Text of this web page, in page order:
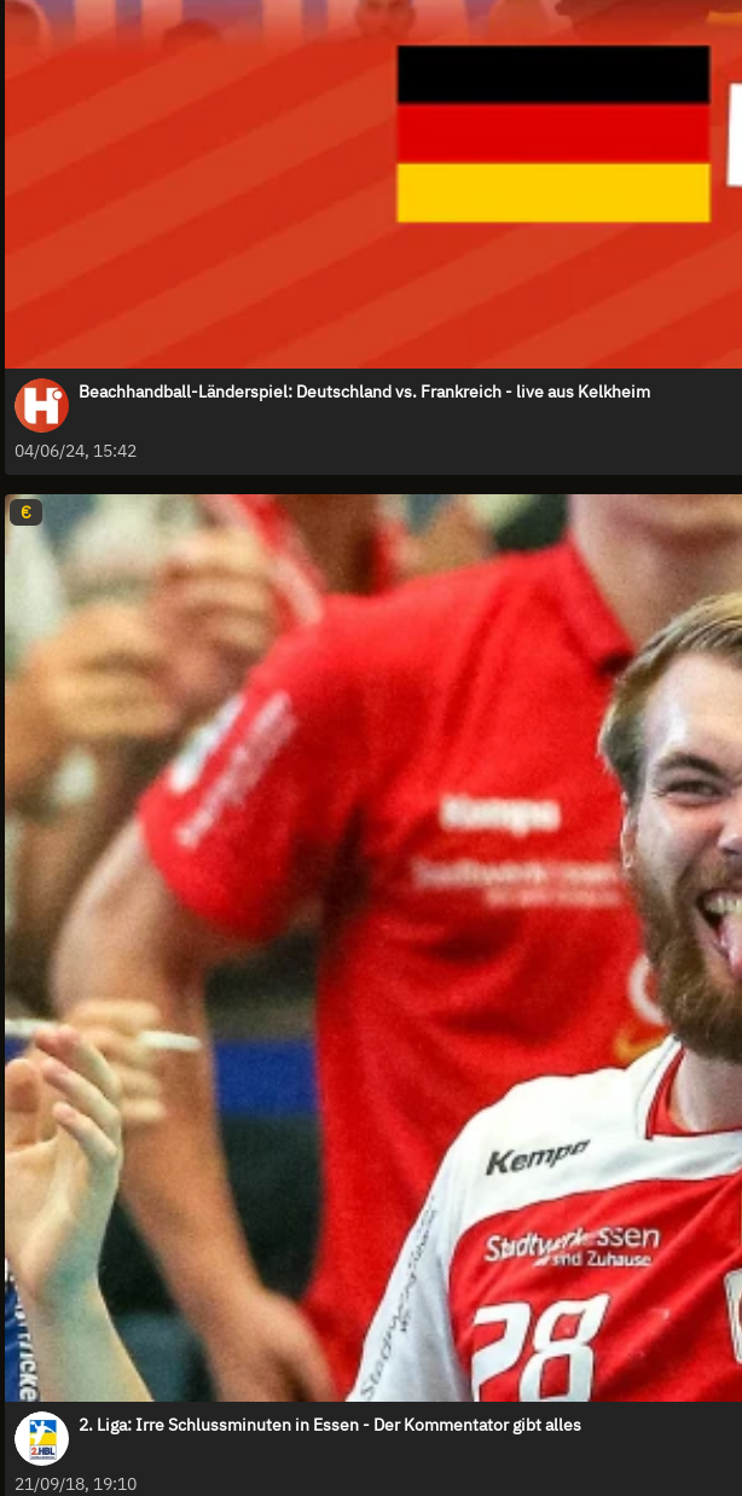
Beachhandball-Länderspiel: Deutschland vs. Frankreich - live aus Kelkheim
04/06/24, 15:42
€
2. Liga: Irre Schlussminuten in Essen - Der Kommentator gibt alles
21/09/18, 19:10